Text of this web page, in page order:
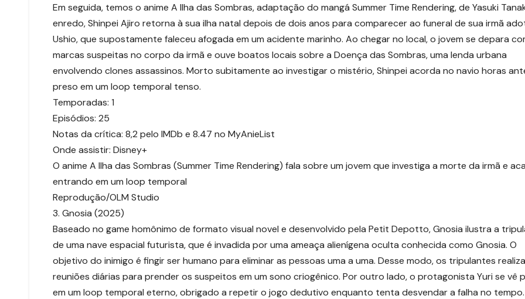
Em seguida, temos o anime A Ilha das Sombras, adaptação do mangá Summer Time Rendering, de Yasuki
enredo, Shinpei Ajiro retorna à sua ilha natal depois de dois anos para comparecer ao funeral de sua irmã
Ushio, que supostamente faleceu afogada em um acidente marinho. Ao chegar no local, o jovem se depara
marcas suspeitas no corpo da irmã e ouve boatos locais sobre a Doença das Sombras, uma lenda urbana
envolvendo clones assassinos. Morto subitamente ao investigar o mistério, Shinpei acorda no navio horas
preso em um loop temporal tenso.
Temporadas: 1
Episódios: 25
Notas da crítica: 8,2 pelo IMDb e 8.47 no MyAnieList
Onde assistir: Disney+
O anime A Ilha das Sombras (Summer Time Rendering) fala sobre um jovem que investiga a morte da irmã e
entrando em um loop temporal
Reprodução/OLM Studio
3. Gnosia (2025)
Baseado no game homônimo de formato visual novel e desenvolvido pela Petit Depotto, Gnosia ilustra a
de uma nave espacial futurista, que é invadida por uma ameaça alienígena oculta conhecida como Gnosia. O
objetivo do inimigo é fingir ser humano para eliminar as pessoas uma a uma. Desse modo, os tripulantes
reuniões diárias para prender os suspeitos em um sono criogênico. Por outro lado, o protagonista Yuri se vê
em um loop temporal eterno, obrigado a repetir o jogo dedutivo enquanto tenta desvendar a falha no tempo.